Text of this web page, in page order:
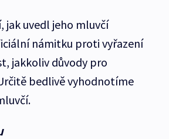
jak uvedl jeho mluvčí
námitku proti vyřazení
jakkoliv důvody pro
bedlivě vyhodnotíme